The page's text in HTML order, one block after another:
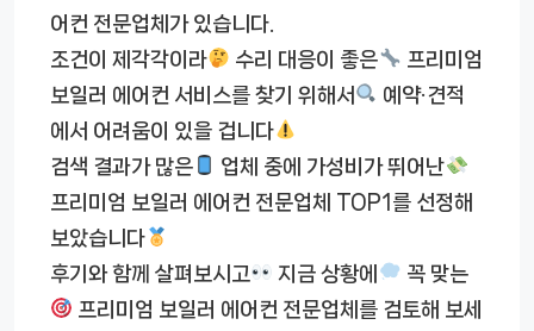
어컨 전문업체가 있습니다.
조건이 제각각이라
수리 대응이 좋은
프리미엄
보일러 에어컨 서비스를 찾기 위해서
예약·견적
에서 어려움이 있을 겁니다
검색 결과가 많은
업체 중에 가성비가 뛰어난
프리미엄 보일러 에어컨 전문업체 TOP1를 선정해
보았습니다
후기와 함께 살펴보시고
지금 상황에
꼭 맞는
프리미엄 보일러 에어컨 전문업체를 검토해 보세